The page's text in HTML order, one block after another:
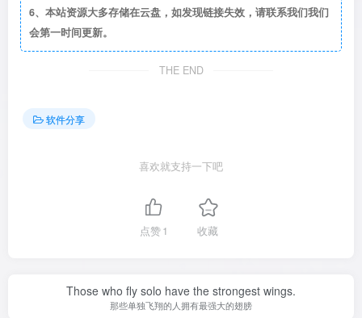
6、本站资源大多存储在云盘，如发现链接失效，请联系我们我们
会第一时间更新。
THE END
软件分享
喜欢就支持一下吧
点赞1 收藏
Those who fly solo have the strongest wings.
那些单独飞翔的人拥有最强大的翅膀